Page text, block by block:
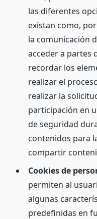
las diferentes
existan como,
la comunicación
acceder a partes
recordar los
realizar el
realizar la
participación en
de seguridad
contenidos para
compartir
Cookies de
permiten al
algunas
predefinidas en